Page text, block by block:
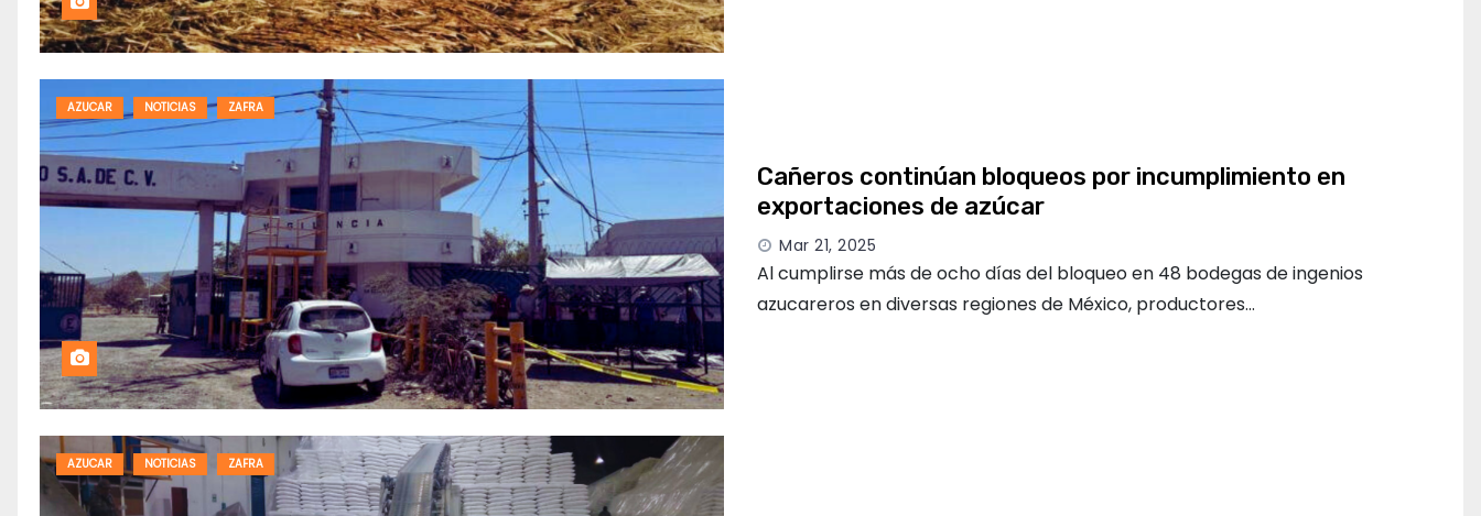
AZUCAR NOTICIAS ZAFRA
Cañeros continúan bloqueos por incumplimiento en
exportaciones de azúcar
Mar 21, 2025
Al cumplirse más de ocho días del bloqueo en 48 bodegas de ingenios
azucareros en diversas regiones de México, productores…
AZUCAR NOTICIAS ZAFRA